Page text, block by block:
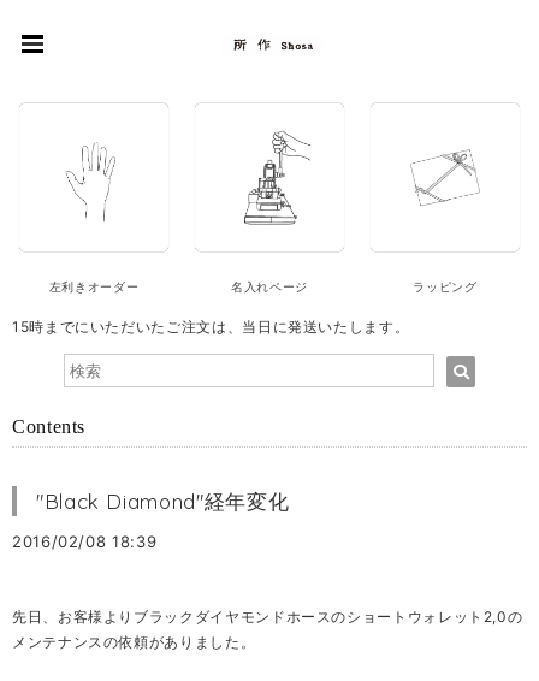
左利きオーダー 名入れページ ラッピング
15時までにいただいたご注文は、当日に発送いたします。
Contents
"Black Diamond"経年変化
2016/02/08 18:39
先日、お客様よりブラックダイヤモンドホースのショートウォレット2,0の
メンテナンスの依頼がありました。